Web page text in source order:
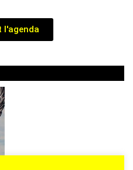
l'agenda